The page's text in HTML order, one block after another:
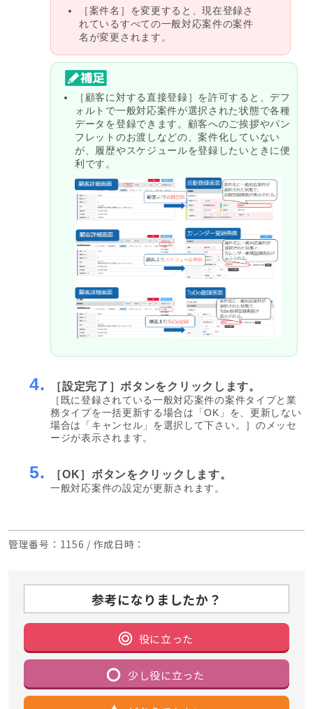
［案件名］を変更すると、現在登録さ
れているすべての一般対応案件の案件
名が変更されます。
［顧客に対する直接登録］を許可すると、デフ
ォルトで一般対応案件が選択された状態で各種
データを登録できます。顧客へのご挨拶やパン
フレットのお渡しなどの、案件化していない
が、履歴やスケジュールを登録したいときに便
利です。
4. ［設定完了］ボタンをクリックします。
［既に登録されている一般対応案件の案件タイプと業
務タイプを一括更新する場合は「OK」を、更新しない
場合は「キャンセル」を選択して下さい。］のメッセ
ージが表示されます。
5. ［OK］ボタンをクリックします。
一般対応案件の設定が更新されます。
管理番号 ：1156 / 作成日時 ：
参考になりましたか？
役に立った
少し役に立った